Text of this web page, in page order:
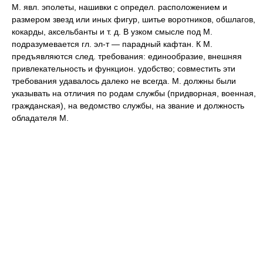
М. явл. эполеты, нашивки с определ. расположением и
размером звезд или иных фигур, шитье воротников, обшлагов,
кокарды, аксельбанты и т. д. В узком смысле под М.
подразумевается гл. эл-т — парадный кафтан. К М.
предъявляются след. требования: единообразие, внешняя
привлекательность и функцион. удобство; совместить эти
требования удавалось далеко не всегда. М. должны были
указывать на отличия по родам службы (придворная, военная,
гражданская), на ведомство службы, на звание и должность
обладателя М.